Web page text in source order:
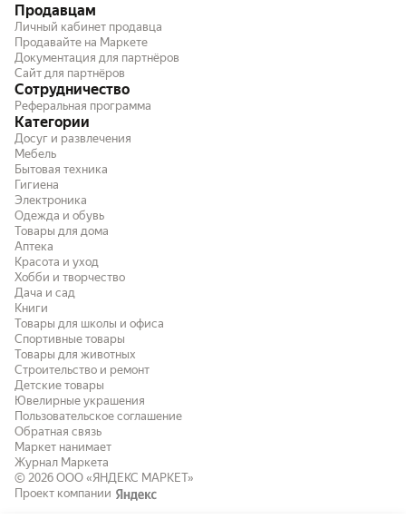
Продавцам
Личный кабинет продавца
Продавайте на Маркете
Документация для партнёров
Сайт для партнёров
Сотрудничество
Реферальная программа
Категории
Досуг и развлечения
Мебель
Бытовая техника
Гигиена
Электроника
Одежда и обувь
Товары для дома
Аптека
Красота и уход
Хобби и творчество
Дача и сад
Книги
Товары для школы и офиса
Спортивные товары
Товары для животных
Строительство и ремонт
Детские товары
Ювелирные украшения
Пользовательское соглашение
Обратная связь
Маркет нанимает
Журнал Маркета
© 2026 ООО «ЯНДЕКС МАРКЕТ»
Проект компании